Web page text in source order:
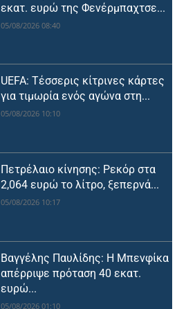
εκατ. ευρώ της Φενέρμπαχτσε...
05/08/2026 08:40
UEFA: Τέσσερις κίτρινες κάρτες
για τιμωρία ενός αγώνα στη...
05/08/2026 10:10
Πετρέλαιο κίνησης: Ρεκόρ στα
2,064 ευρώ το λίτρο, ξεπερνά...
05/08/2026 10:17
Βαγγέλης Παυλίδης: Η Μπενφίκα
απέρριψε πρόταση 40 εκατ.
ευρώ...
05/08/2026 01:10